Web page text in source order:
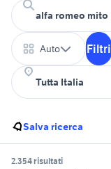
Auto Filtri
Salva ricerca
2.354 risultati